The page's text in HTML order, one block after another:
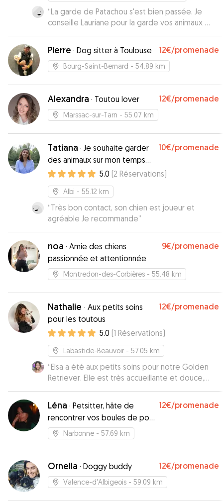
“La garde de Patachou s'est bien passée. Je
conseille Lauriane pour la garde vos animaux 👍🏼
👍🏼”
Pierre · Dog sitter à Toulouse 12€/promenade
Bourg-Saint-Bernard - 54.89 km
Alexandra · Toutou lover 12€/promenade
Marssac-sur-Tarn - 55.07 km
Tatiana · Je souhaite garder
des animaux sur mon temps
libre
10€/promenade
5.0 (2 Réservations)
Albi - 55.12 km
“Très bon contact, son chien est joueur et
agréable Je recommande”
noa · Amie des chiens
passionnée et attentionnée
9€/promenade
Montredon-des-Corbières - 55.48 km
Nathalie · Aux petits soins
pour les toutous
12€/promenade
5.0 (1 Réservations)
Labastide-Beauvoir - 57.05 km
“Elsa a été aux petits soins pour notre Golden
Retriever. Elle est très accueillante et douce,
c'était très rassurant de lui confier notre chien
d'amour. Je recommande vivement Elsa !! Vous
pouvez lui confier vos toutous les yeux fermés !”
Léna · Petsitter, hâte de
rencontrer vos boules de poil
!
12€/promenade
Narbonne - 57.69 km
Ornella · Doggy buddy 12€/promenade
Valence-d'Albigeois - 59.09 km